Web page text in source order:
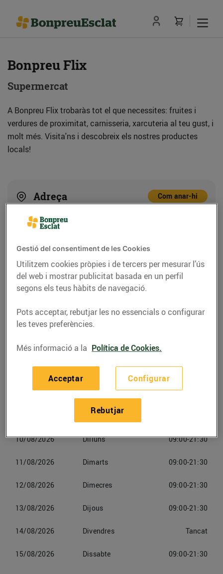
Bonpreu Flix
Supermercat
A Bonpreu Flix trobaràs tot el que necessites: fruites i
verdures de proximitat, carnisseria, xarcuteria al teu gust, i
molt més. Visita'ns i descobreix els nostres productes
locals!
Adreça Com anar-hi
Flix
Telèfon
977749400
07/08/2026 Divendres 09:00-21:30
08/08/2026 Dissabte 09:00-21:30
Diumenge
10/08/2026 Dilluns 09:00-21:30
11/08/2026 Dimarts 09:00-21:30
12/08/2026 Dimecres 09:00-21:30
13/08/2026 Dijous 09:00-21:30
14/08/2026 Divendres Tancat
15/08/2026 Dissabte 09:00-21:30
Gestió del consentiment de les Cookies
Utilitzem cookies pròpies i de tercers per mesurar l’ús
del web i mostrar publicitat basada en un perfil
segons els teus hàbits de navegació.
Pots acceptar, rebutjar les no essencials o configurar
les teves preferències.
Més informació a la Política de Cookies.
Configurar
Rebutjar
Acceptar